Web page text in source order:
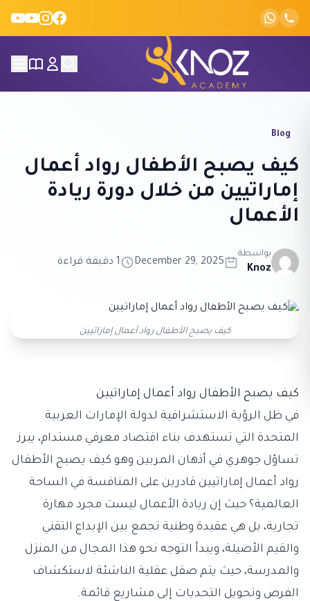
Skip to content
Blog
كيف يصبح الأطفال رواد أعمال
إماراتيين من خلال دورة ريادة
الأعمال
بواسطة
Knoz
December 29, 2025 1 دقيقة قراءة
كيف يصبح الأطفال رواد أعمال إماراتيين
كيف يصبح الأطفال رواد أعمال إماراتيين
في ظل الرؤية الاستشرافية لدولة الإمارات العربية
المتحدة التي تستهدف بناء اقتصاد معرفي مستدام، يبرز
تساؤل جوهري في أذهان المربين وهو كيف يصبح الأطفال
رواد أعمال إماراتيين قادرين على المنافسة في الساحة
العالمية؟ حيث إن ريادة الأعمال ليست مجرد مهارة
تجارية، بل هي عقيدة وطنية تجمع بين الإبداع التقني
والقيم الأصيلة، ويبدأ التوجه نحو هذا المجال من المنزل
والمدرسة، حيث يتم صقل عقلية الناشئة لاستكشاف
الفرص وتحويل التحديات إلى مشاريع قائمة.